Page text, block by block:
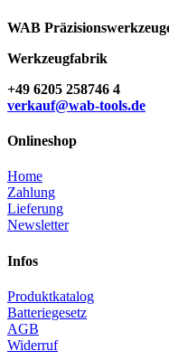
WAB
Werkzeugfabrik
+49 6205 258746 4
verkauf@wab-tools.de
Onlineshop
Home
Zahlung
Lieferung
Newsletter
Infos
Produktkatalog
Batteriegesetz
AGB
Widerruf